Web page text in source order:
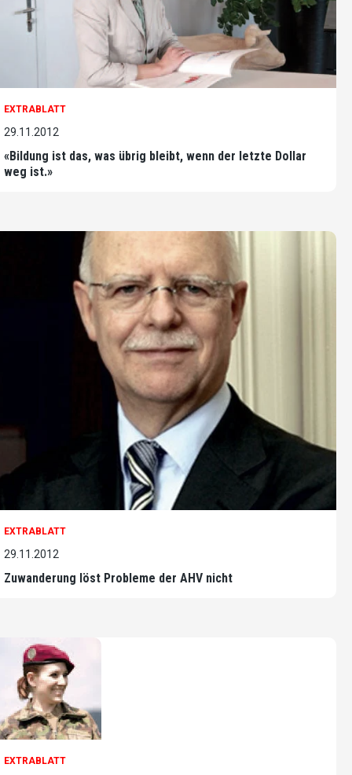
EXTRABLATT
29.11.2012
«Bildung ist das, was übrig bleibt, wenn der letzte Dollar
weg ist.»
EXTRABLATT
29.11.2012
Zuwanderung löst Probleme der AHV nicht
EXTRABLATT